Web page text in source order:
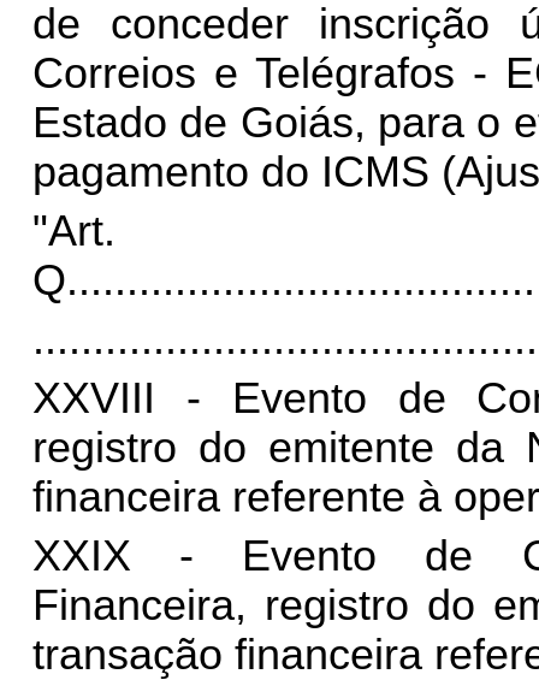
de conceder inscrição
Correios e Telégrafos -
Estado de Goiás, para o
pagamento do ICMS
Q.
XXVIII - Evento de
registro do emitente da
financeira referente à
XXIX - Evento de
Financeira, registro do
transação financeira